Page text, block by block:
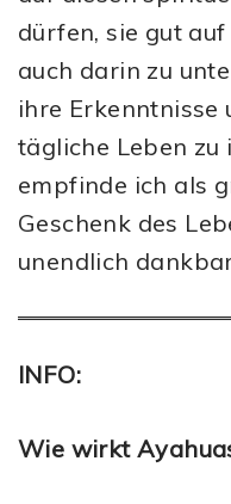
dürfen, sie gut
auch darin zu
ihre Erkenntnisse
tägliche Leben zu
empfinde ich als
Geschenk des
unendlich
INFO:
Wie wirkt